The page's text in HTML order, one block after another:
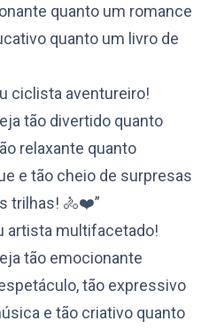
quanto um romance
quanto um livro de
ciclista aventureiro!
tão divertido quanto
relaxante quanto
e tão cheio de surpresas
trilhas! 🚴❤️”
artista multifacetado!
tão emocionante
tão expressivo
e tão criativo quanto